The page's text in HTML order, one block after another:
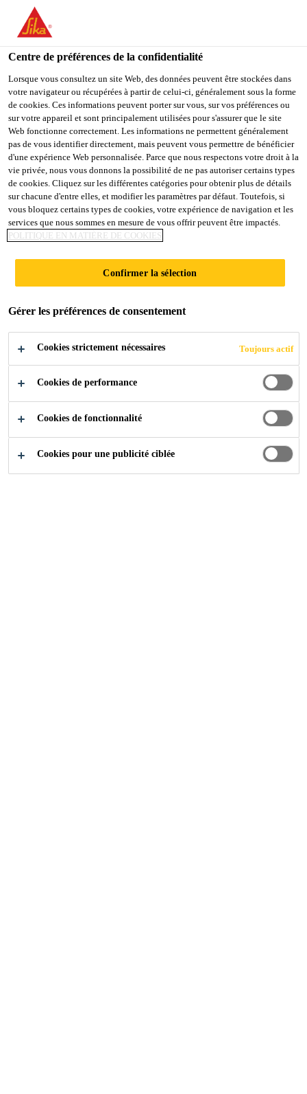
You are accessing "Sika Schweiz AG", it seems you are
accessing it from "États-Unis". We have a dedicated website for
your country.
TO
SIKA
USA
STAY ON THE SIKA
SCHWEIZ AG WEBSITE
SELECT A
COUNTRY
Sika Schweiz AG
APPLICATIONS
SIKA
Centre de préférences de la confidentialité
Lorsque vous consultez un site Web, des données peuvent être stockées dans
votre navigateur ou récupérées à partir de celui-ci, généralement sous la forme
de cookies. Ces informations peuvent porter sur vous, sur vos préférences ou
sur votre appareil et sont principalement utilisées pour s'assurer que le site
Web fonctionne correctement. Les informations ne permettent généralement
pas de vous identifier directement, mais peuvent vous permettre de bénéficier
d'une expérience Web personnalisée. Parce que nous respectons votre droit à la
vie privée, nous vous donnons la possibilité de ne pas autoriser certains types
de cookies. Cliquez sur les différentes catégories pour obtenir plus de détails
sur chacune d'entre elles, et modifier les paramètres par défaut. Toutefois, si
vous bloquez certains types de cookies, votre expérience de navigation et les
services que nous sommes en mesure de vous offrir peuvent être impactés.
POLITIQUE EN MATIÈRE DE COOKIES
Confirmer la sélection
Gérer les préférences de consentement
Cookies strictement nécessaires Toujours actif
Cookies de performance
Cookies de fonctionnalité
Cookies pour une publicité ciblée